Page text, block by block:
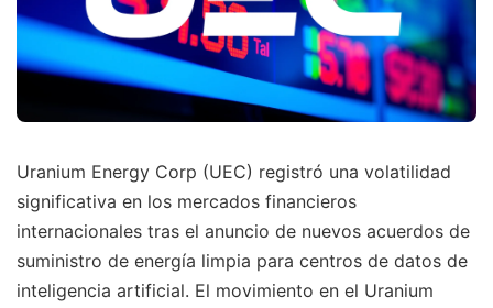
Uranium Energy Corp (UEC) registró una volatilidad
significativa en los mercados financieros
internacionales tras el anuncio de nuevos acuerdos de
suministro de energía limpia para centros de datos de
inteligencia artificial. El movimiento en el Uranium